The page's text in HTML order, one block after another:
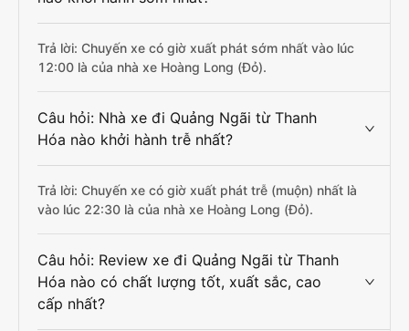
Trả lời: Chuyến xe có giờ xuất phát sớm nhất vào lúc
12:00 là của nhà xe Hoàng Long (Đỏ).
Câu hỏi: Nhà xe đi Quảng Ngãi từ Thanh
Hóa nào khởi hành trễ nhất?
Trả lời: Chuyến xe có giờ xuất phát trễ (muộn) nhất là
vào lúc 22:30 là của nhà xe Hoàng Long (Đỏ).
Câu hỏi: Review xe đi Quảng Ngãi từ Thanh
Hóa nào có chất lượng tốt, xuất sắc, cao
cấp nhất?